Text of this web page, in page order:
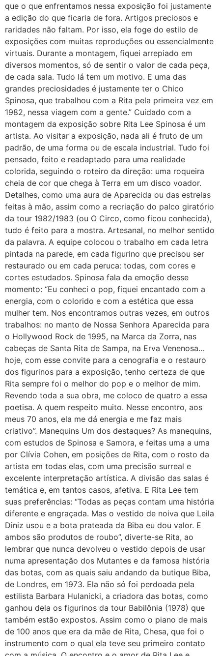
que o que enfrentamos nessa exposição foi justamente
a edição do que ficaria de fora. Artigos preciosos e
raridades não faltam. Por isso, ela foge do estilo de
exposições com muitas reproduções ou essencialmente
virtuais. Durante a montagem, fiquei arrepiado em
diversos momentos, só de sentir o valor de cada peça,
de cada sala. Tudo lá tem um motivo. E uma das
grandes preciosidades é justamente ter o Chico
Spinosa, que trabalhou com a Rita pela primeira vez em
1982, nessa viagem com a gente.” Cuidado com a
montagem da exposição sobre Rita Lee Spinosa é um
artista. Ao visitar a exposição, nada ali é fruto de um
padrão, de uma forma ou de escala industrial. Tudo foi
pensado, feito e readaptado para uma realidade
colorida, seguindo o roteiro da direção: uma roqueira
cheia de cor que chega à Terra em um disco voador.
Detalhes, como uma aura de Aparecida ou das estrelas
feitas à mão, assim como a recriação do palco giratório
da tour 1982/1983 (ou O Circo, como ficou conhecida),
tudo é feito para a mostra. Artesanal, no melhor sentido
da palavra. A equipe colocou o trabalho em cada letra
pintada na parede, em cada figurino que precisou ser
restaurado ou em cada peruca: todas, com cores e
cortes estudados. Spinosa fala da emoção desse
momento: “Eu conheci o pop, fiquei encantado com a
energia, com o colorido e com a estética que essa
mulher tem. Nos encontramos outras vezes, em outros
trabalhos: no manto de Nossa Senhora Aparecida para
o Hollywood Rock de 1995, na Marca da Zorra, nas
cabeças de Santa Rita de Sampa, na Erva Venenosa…
hoje, com esse convite para a cenografia e o restauro
dos figurinos para a exposição, tenho certeza de que
Rita sempre foi o melhor do pop e o melhor de mim.
Revendo toda a sua obra, me coloco de quatro a essa
poetisa. A quem respeito muito. Nesse encontro, aos
meus 70 anos, ela me dá energia e me faz mais
criativo”. Manequins Um dos destaques? As manequins,
com estudos de Spinosa e Samora, e feitas uma a uma
por Clívia Cohen, em posições de Rita, com o rosto da
artista em todas elas, com uma precisão surreal e
excelente interpretação artística. A divisão das salas é
temática e, em tantos casos, afetiva. E Rita Lee tem
suas preferências: “Todas as peças contam uma história
diferente e engraçada. Mas o vestido de noiva que Leila
Diniz usou e a bota prateada da Biba eu dou valor. E
ambos são produtos de roubo”, diverte-se Rita, ao
lembrar que nunca devolveu o vestido depois de usar
numa apresentação dos Mutantes e da famosa história
das botas, com as quais saiu andando da butique Biba,
de Londres, em 1973. Ela não só foi perdoada pela
estilista Barbara Hulanicki, a criadora das botas, como
ganhou dela os figurinos da tour Babilônia (1978) que
também estão expostos. Assim como o piano de mais
de 100 anos que era da mãe de Rita, Chesa, que foi o
instrumento com o qual ela teve seu primeiro contato